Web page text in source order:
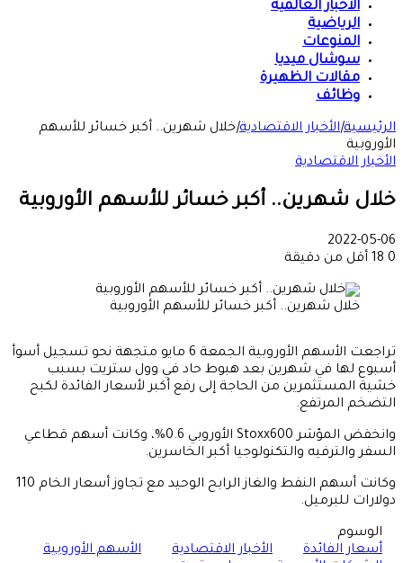
الأخبار العالمية
الرياضية
المنوعات
سوشال ميديا
مقالات الظهيرة
وظائف
الرئيسية|الأخبار الاقتصادية|خلال شهرين.. أكبر خسائر للأسهم
الأوروبية
الأخبار الاقتصادية
خلال شهرين.. أكبر خسائر للأسهم الأوروبية
2022-05-06
0
أقل من دقيقة
خلال شهرين.. أكبر خسائر للأسهم الأوروبية
تراجعت الأسهم الأوروبية الجمعة 6 مايو متجهة نحو تسجيل أسوأ
أسبوع لها في شهرين بعد هبوط حاد في وول ستريت بسبب
خشية المستثمرين من الحاجة إلى رفع أكبر لأسعار الفائدة لكبح
التضخم المرتفع.
وانخفض المؤشر Stoxx600 الأوروبي 0.6%، وكانت أسهم قطاعي
السفر والترفيه والتكنولوجيا أكبر الخاسرين.
وكانت أسهم النفط والغاز الرابح الوحيد مع تجاوز أسعار الخام 110
دولارات للبرميل.
الوسوم
أسعار الفائدة
الأخبار الاقتصادية
الأسهم الأوروبية